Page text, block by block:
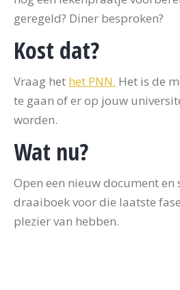
geregeld? Diner besproken?
Kost dat?
Vraag het het PNN. Het is de
te gaan of er op jouw
worden.
Wat nu?
Open een nieuw document en
draaiboek voor die laatste
plezier van hebben.